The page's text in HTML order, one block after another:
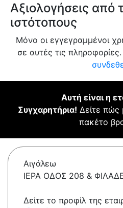
Αξιολογήσεις
ιστότοπους
Μόνο οι εγγεγραμμένοι
σε αυτές τις πληροφορίες.
Αυτή είναι η
Συγχαρητήρια! Δείτε πώς
πακέτο
Αιγάλεω
ΙΕΡΑ ΟΔΟΣ 208 &
Δείτε το προφίλ της